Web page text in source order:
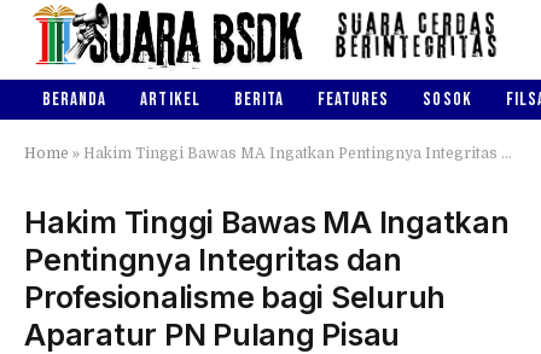
BERANDA ARTIKEL BERITA FEATURES SOSOK
Home » Hakim Tinggi Bawas MA Ingatkan Pentingnya Integritas dan Profesionalisme bagi Seluruh Aparatur PN Pulang Pisau
Hakim Tinggi Bawas MA Ingatkan
Pentingnya Integritas dan
Profesionalisme bagi Seluruh
Aparatur PN Pulang Pisau